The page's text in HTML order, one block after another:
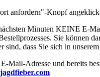
anfordern"-Knopf
Minuten KEINE E-
Sie können
sind, dass Sie sich in
Mail-Adresse und bereits